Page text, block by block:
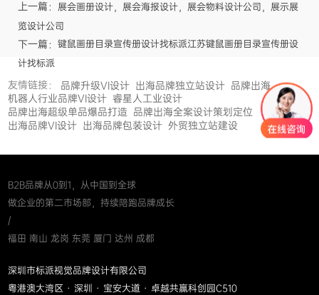
上一篇： 展会画册设计，展会海报设计，展会物料设计公司，展示展
览设计公司
下一篇： 键鼠画册目录宣传册设计找标派江苏键鼠画册目录宣传册设
计找标派
友情链接： 品牌升级VI设计 出海品牌独立站设计 品牌出海
机器人行业品牌VI设计 睿星人工业设计
品牌出海超级单品爆品打造 品牌出海全案设计策划定位
出海品牌VI设计 出海品牌包装设计 外贸独立站建设
B2B品牌从0到1，从中国到全球
做企业的第二市场部，持续陪跑品牌成长
/
福田 南山 龙岗 东莞 厦门 达州 成都
深圳市标派视觉品牌设计有限公司
粤港澳大湾区 · 深圳 · 宝安大道 · 卓越共赢科创园C510